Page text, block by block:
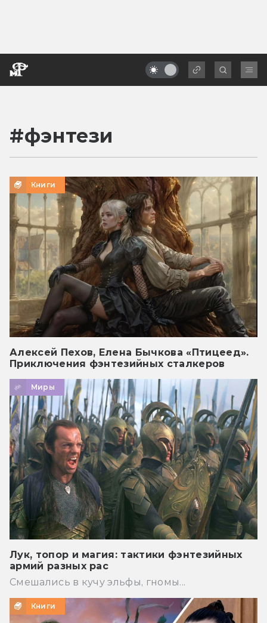
#фэнтези
Книги
Алексей Пехов, Елена Бычкова «Птицеед».
Приключения фэнтезийных сталкеров
Миры
Лук, топор и магия: тактики фэнтезийных
армий разных рас
Смешались в кучу эльфы, гномы...
Книги